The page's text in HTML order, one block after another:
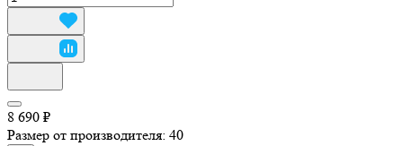
8 690 ₽
Размер от производителя: 40